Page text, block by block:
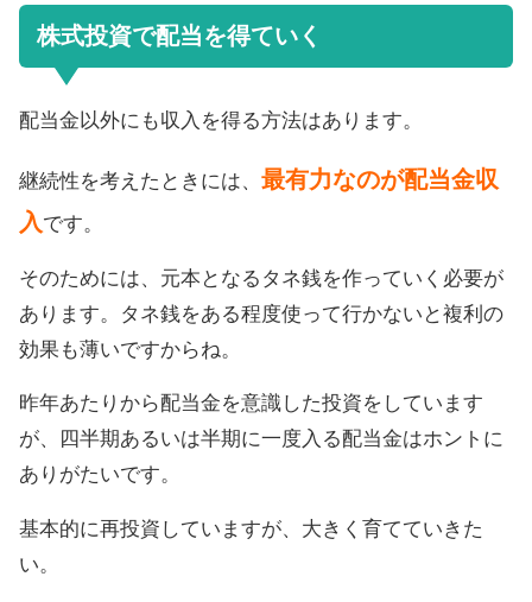
株式投資で配当を得ていく
配当金以外にも収入を得る方法はあります。
継続性を考えたときには、 最有力なのが配当金収
入 です。
そのためには、元本となるタネ銭を作っていく必要が
あります。タネ銭をある程度使って行かないと複利の
効果も薄いですからね。
昨年あたりから配当金を意識した投資をしています
が、四半期あるいは半期に一度入る配当金はホントに
ありがたいです。
基本的に再投資していますが、大きく育てていきた
い。